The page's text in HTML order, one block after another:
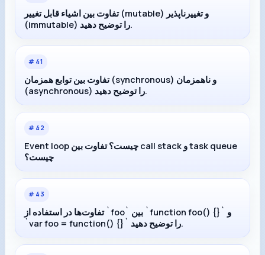
تفاوت بین اشیاء قابل تغییر (mutable) و تغییرناپذیر
(immutable) را توضیح دهید.
# 41
تفاوت بین توابع همزمان (synchronous) و ناهمزمان
(asynchronous) را توضیح دهید.
# 42
Event loop چیست؟ تفاوت بین call stack و task queue
چیست؟
# 43
تفاوت‌ها در استفاده از `foo` بین `function foo() {}` و
`var foo = function() {}` را توضیح دهید.